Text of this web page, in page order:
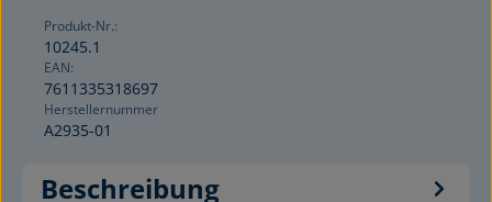
Produkt-Nr.:
10245.1
EAN:
7611335318697
Herstellernummer
A2935-01
Beschreibung